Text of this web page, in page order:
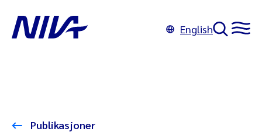
English
Publikasjoner